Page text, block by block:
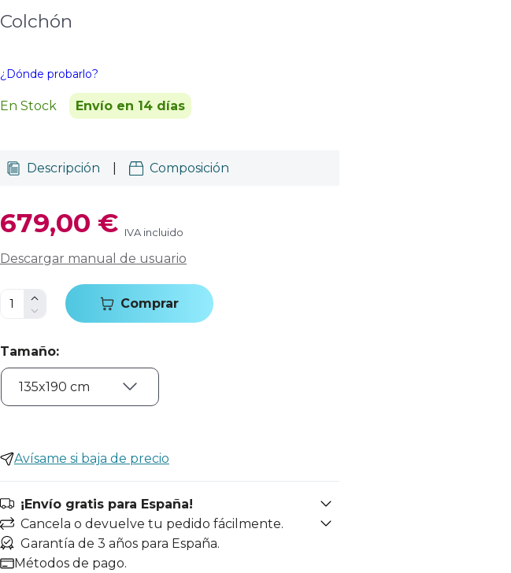
Colchón
¿Dónde probarlo?
En Stock Envío en 14 días
Descripción Composición
679,00 € IVA incluido
Descargar manual de usuario
Comprar
Tamaño:
Avísame si baja de precio
¡Envío gratis para España!
Cancela o devuelve tu pedido fácilmente.
Garantía de 3 años para España.
Métodos de pago.